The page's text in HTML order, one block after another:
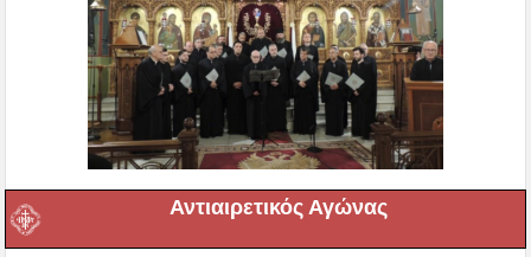
Αντιαιρετικός Αγώνας